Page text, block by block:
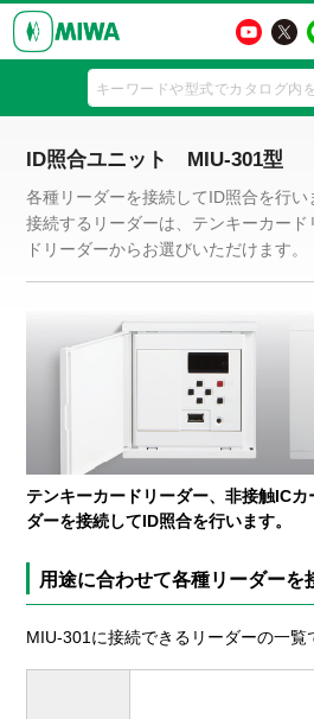
ID照合ユニット MIU-301型
各種リーダーを接続してID照合を行い
接続するリーダーは、テンキーカー
ドリーダーからお選びいただけます。
テンキーカードリーダー、非接触IC
ダーを接続してID照合を行います。
用途に合わせて各種リーダーを
MIU-301に接続できるリーダーの一覧